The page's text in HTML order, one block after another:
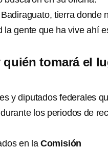
tierra donde
la gente que ha vive ahí
quién tomará el
y diputados federales
los periodos de
en la Comisión